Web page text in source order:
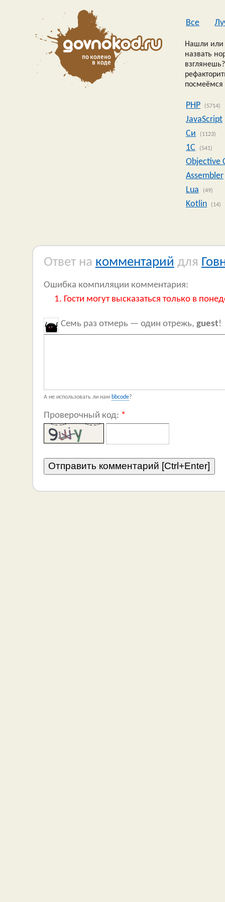
Все
Нашли или
назвать
посмеёмся
PHP (5714)
JavaScript
Си
(1123)
1C (541)
Objective
Assembler
Lua
(49)
Kotlin (14)
Ответ на комментарий для
Ошибка компиляции комментария:
Гости могут высказаться только в
Семь раз отмерь — один отрежь, guest!
А не использовать ли нам bbcode?
Проверочный код: *